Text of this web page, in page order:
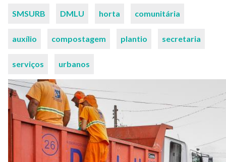
Palavras-
SMSURB DMLU horta comunitária
auxílio compostagem plantio secretaria
serviços urbanos